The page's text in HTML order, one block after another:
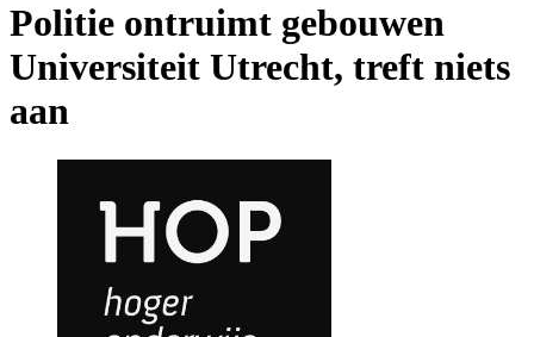
Politie ontruimt gebouwen
Universiteit Utrecht, treft niets
aan